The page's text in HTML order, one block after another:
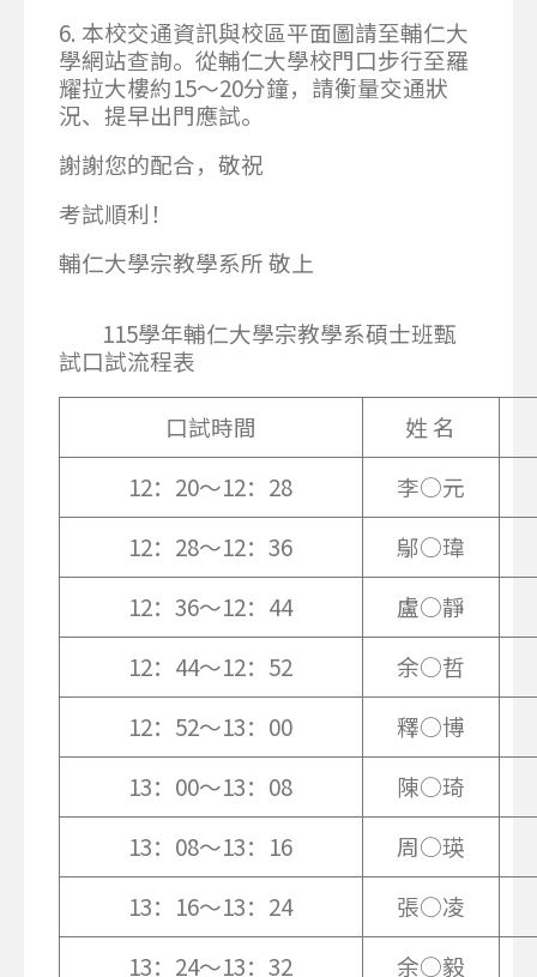
6. 本校交通資訊與校區平面圖請至輔仁大
學網站查詢。從輔仁大學校門口步行至羅
耀拉大樓約15～20分鐘，請衡量交通狀
況、提早出門應試。
謝謝您的配合，敬祝
考試順利！
輔仁大學宗教學系所 敬上
115學年輔仁大學宗教學系碩士班甄
試口試流程表
口試時間
姓 名
12：20～12：28
李○元
12：28～12：36
鄔○瑋
12：36～12：44
盧○靜
12：44～12：52
余○哲
12：52～13：00
釋○博
13：00～13：08
陳○琦
13：08～13：16
周○瑛
13：16～13：24
張○凌
13：24～13：32
余○毅